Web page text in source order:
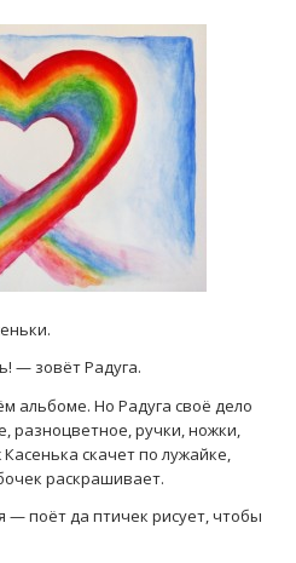
— зовёт Радуга.
альбоме. Но Радуга своё дело
разноцветное, ручки, ножки,
скачет по лужайке,
раскрашивает.
— поёт да птичек рисует, чтобы